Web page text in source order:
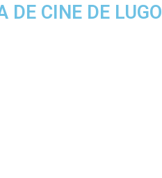
DE CINE DE LUGO